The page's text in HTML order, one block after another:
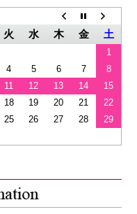
火 水 木 金 土
1
4 5 6 7
8
11 12 13 14
15
18 19 20 21
22
25 26 27 28
29